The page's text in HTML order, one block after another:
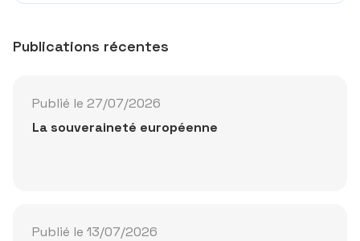
Publications récentes
Publié le 27/07/2026
La souveraineté européenne
Publié le 13/07/2026